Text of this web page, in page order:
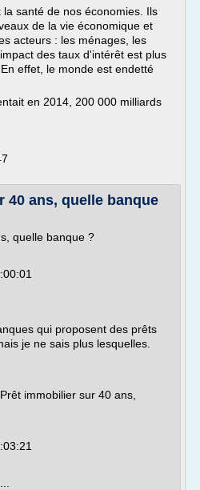
santé de nos économies. Ils
de la vie économique et
acteurs : les ménages, les
des taux d'intérêt est plus
effet, le monde est endetté
en 2014, 200 000 milliards
40 ans, quelle banque
quelle banque ?
qui proposent des prêts
je ne sais plus lesquelles.
immobilier sur 40 ans,